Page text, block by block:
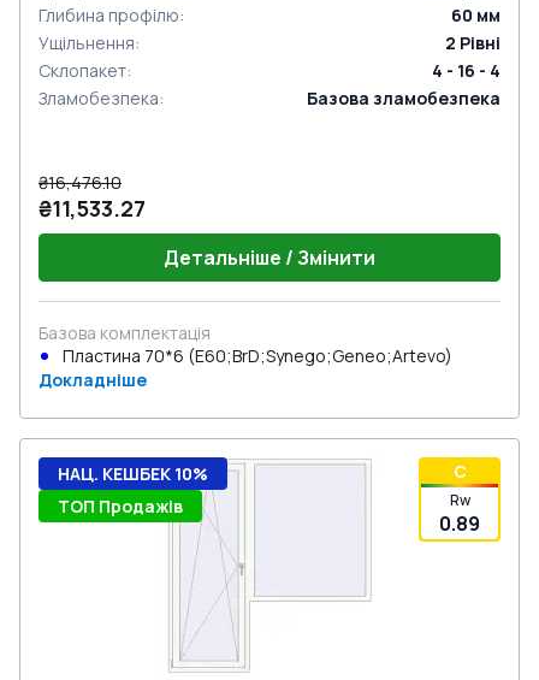
Глибина профілю: 60 мм
Ущільнення: 2 Рівні
Склопакет:
4 - 16 - 4
Зламобезпека: Базова зламобезпека
₴16,476.10
₴11,533.27
Детальніше / Змінити
Базова комплектація
Пластина 70*6 (E60;BrD;Synego;Geneo;Artevo)
Докладніше
C
Rw
0.89
НАЦ. КЕШБЕК 10%
ТОП Продажів